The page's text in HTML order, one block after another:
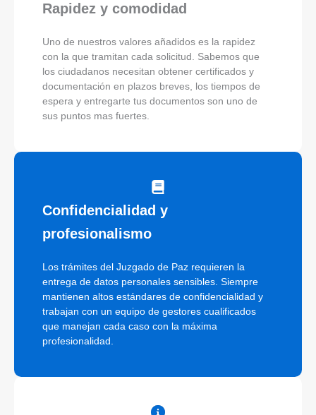
Rapidez y comodidad
Uno de nuestros valores añadidos es la rapidez
con la que tramitan cada solicitud. Sabemos que
los ciudadanos necesitan obtener certificados y
documentación en plazos breves, los tiempos de
espera y entregarte tus documentos son uno de
sus puntos mas fuertes.
Confidencialidad y
profesionalismo
Los trámites del Juzgado de Paz requieren la
entrega de datos personales sensibles. Siempre
mantienen altos estándares de confidencialidad y
trabajan con un equipo de gestores cualificados
que manejan cada caso con la máxima
profesionalidad.